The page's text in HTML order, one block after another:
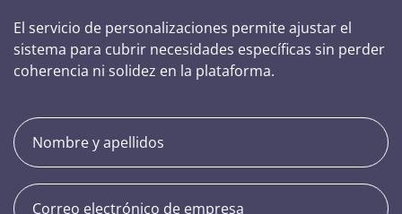
El servicio de personalizaciones permite ajustar el
sistema para cubrir necesidades específicas sin perder
coherencia ni solidez en la plataforma.